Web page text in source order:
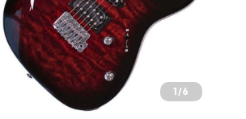
1/6